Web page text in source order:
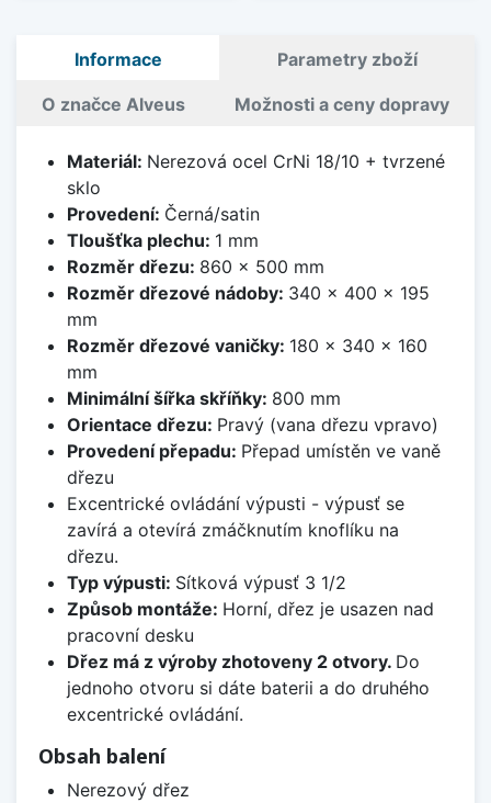
Informace Parametry zboží
O značce Alveus Možnosti a ceny dopravy
Materiál: Nerezová ocel CrNi 18/10 + tvrzené
sklo
Provedení: Černá/satin
Tloušťka plechu: 1 mm
Rozměr dřezu: 860 x 500 mm
Rozměr dřezové nádoby: 340 x 400 x 195
mm
Rozměr dřezové vaničky: 180 x 340 x 160
mm
Minimální šířka skříňky: 800 mm
Orientace dřezu: Pravý (vana dřezu vpravo)
Provedení přepadu: Přepad umístěn ve vaně
dřezu
Excentrické ovládání výpusti - výpusť se
zavírá a otevírá zmáčknutím knoflíku na
dřezu.
Typ výpusti: Sítková výpusť 3 1/2
Způsob montáže: Horní, dřez je usazen nad
pracovní desku
Dřez má z výroby zhotoveny 2 otvory. Do
jednoho otvoru si dáte baterii a do druhého
excentrické ovládání.
Obsah balení
Nerezový dřez